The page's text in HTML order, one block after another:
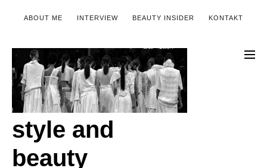
ABOUT ME INTERVIEW BEAUTY INSIDER KONTAKT
style and
beauty